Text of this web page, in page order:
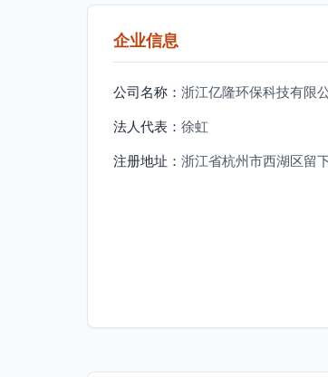
企业信息
公司名称： 浙江亿隆环保科技有限
法人代表： 徐虹
注册地址： 浙江省杭州市西湖区留